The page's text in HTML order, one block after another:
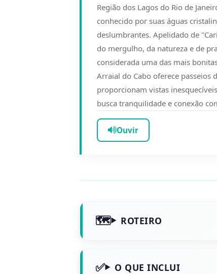
Região dos Lagos do Rio de
conhecido por suas águas
deslumbrantes. Apelidado de
do mergulho, da natureza e de
considerada uma das mais
Arraial do Cabo oferece passeios
proporcionam vistas
busca tranquilidade e conexão
Ouvir
ROTEIRO
O QUE INCLUI